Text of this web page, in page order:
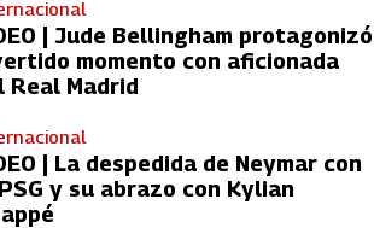
| Jude Bellingham protagonizó
momento con aficionada
Real Madrid
| La despedida de Neymar con
y su abrazo con Kylian